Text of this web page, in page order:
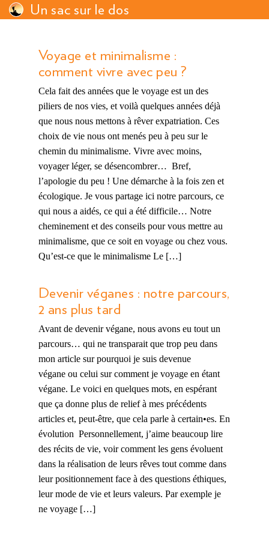
Un sac sur le dos
Voyage et minimalisme :
comment vivre avec peu ?
Cela fait des années que le voyage est un des
piliers de nos vies, et voilà quelques années déjà
que nous nous mettons à rêver expatriation. Ces
choix de vie nous ont menés peu à peu sur le
chemin du minimalisme. Vivre avec moins,
voyager léger, se désencombrer… Bref,
l’apologie du peu ! Une démarche à la fois zen et
écologique. Je vous partage ici notre parcours, ce
qui nous a aidés, ce qui a été difficile… Notre
cheminement et des conseils pour vous mettre au
minimalisme, que ce soit en voyage ou chez vous.
Qu’est-ce que le minimalisme Le […]
Devenir véganes : notre parcours,
2 ans plus tard
Avant de devenir végane, nous avons eu tout un
parcours… qui ne transparait que trop peu dans
mon article sur pourquoi je suis devenue
végane ou celui sur comment je voyage en étant
végane. Le voici en quelques mots, en espérant
que ça donne plus de relief à mes précédents
articles et, peut-être, que cela parle à certain•es. En
évolution Personnellement, j’aime beaucoup lire
des récits de vie, voir comment les gens évoluent
dans la réalisation de leurs rêves tout comme dans
leur positionnement face à des questions éthiques,
leur mode de vie et leurs valeurs. Par exemple je
ne voyage […]